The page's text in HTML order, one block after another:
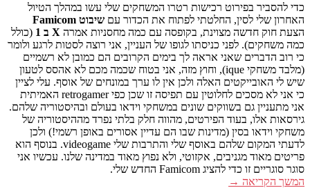
כדי להסביר בפירוט רכישות רטרו המשחקים שלי עשו במהלך הטיול
האחרון שלי לסין, החלטתי לפתוח את הכדור עם שיבוט Famicom
הצעת חוק חדשה מצוינת, בקופסה עם כמה מחסניות אמרה X ב 1
(כולל
כמה משחקים). לפני כניסתו לגופו של העניין, אני רוצה לסטות לרגע ולומר
כי רוב הדברים שאני אראה לך בימים הקרובים הם כמובן לא רשמיים
(מלבד משחקי ique), וחוץ מזה, אני בטוח שכמה מכם לא אהסס לטעון
שיש לי האובייקטים האלה ולכן אין לו ערך במונחים של אוסף. עלי לציין
כי אני לא מסכים לחלוטין עם תפיסה זו שכן כפי retrogamer האמיתית
אני מתעניין גם בשווקים שונים במשחקי וידאו בעולם ובהיסטוריה שלהם.
גירסאות אלו, בעוד הפירטים, מהווה חלק בלתי נפרד מההיסטוריה של
משחקי וידאו בסין (מדינות שבו הם עדיין אסורים באופן רשמי!) ולכן
לדעתי המקום שלהם באוסף שלי והתרבות שלי videogame. בנוסף הוא
פריטים מאוד מגניבים, אקזוטי, ולא נפוץ מאוד במדינה שלנו. עכשיו אני
סוגר סוגריים זו כדי להציג Famicom החדש שלי.
המשך הקריאה →